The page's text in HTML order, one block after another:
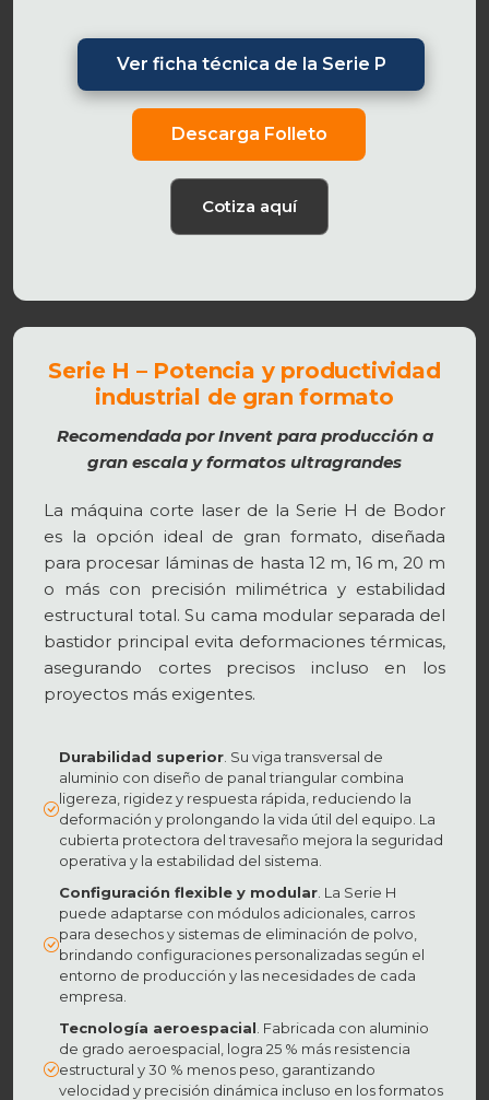
Ver ficha técnica de la Serie P
Descarga Folleto
Cotiza aquí
Serie H – Potencia y productividad
industrial de gran formato
Recomendada por Invent para producción a
gran escala y formatos ultragrandes
La máquina corte laser de la Serie H de Bodor
es la opción ideal de gran formato, diseñada
para procesar láminas de hasta 12 m, 16 m, 20 m
o más con precisión milimétrica y estabilidad
estructural total. Su cama modular separada del
bastidor principal evita deformaciones térmicas,
asegurando cortes precisos incluso en los
proyectos más exigentes.
Durabilidad superior. Su viga transversal de
aluminio con diseño de panal triangular combina
ligereza, rigidez y respuesta rápida, reduciendo la
deformación y prolongando la vida útil del equipo. La
cubierta protectora del travesaño mejora la seguridad
operativa y la estabilidad del sistema.
Configuración flexible y modular. La Serie H
puede adaptarse con módulos adicionales, carros
para desechos y sistemas de eliminación de polvo,
brindando configuraciones personalizadas según el
entorno de producción y las necesidades de cada
empresa.
Tecnología aeroespacial. Fabricada con aluminio
de grado aeroespacial, logra 25 % más resistencia
estructural y 30 % menos peso, garantizando
velocidad y precisión dinámica incluso en los formatos